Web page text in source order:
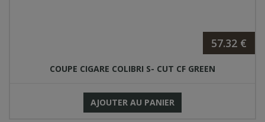
57.32 €
COUPE CIGARE COLIBRI S- CUT CF GREEN
AJOUTER AU PANIER